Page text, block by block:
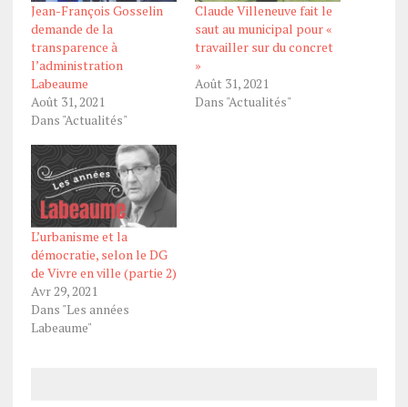
Jean-François Gosselin
demande de la
transparence à
l’administration
Labeaume
Août 31, 2021
Dans "Actualités"
Claude Villeneuve fait le
saut au municipal pour «
travailler sur du concret
»
Août 31, 2021
Dans "Actualités"
L’urbanisme et la
démocratie, selon le DG
de Vivre en ville (partie 2)
Avr 29, 2021
Dans "Les années
Labeaume"